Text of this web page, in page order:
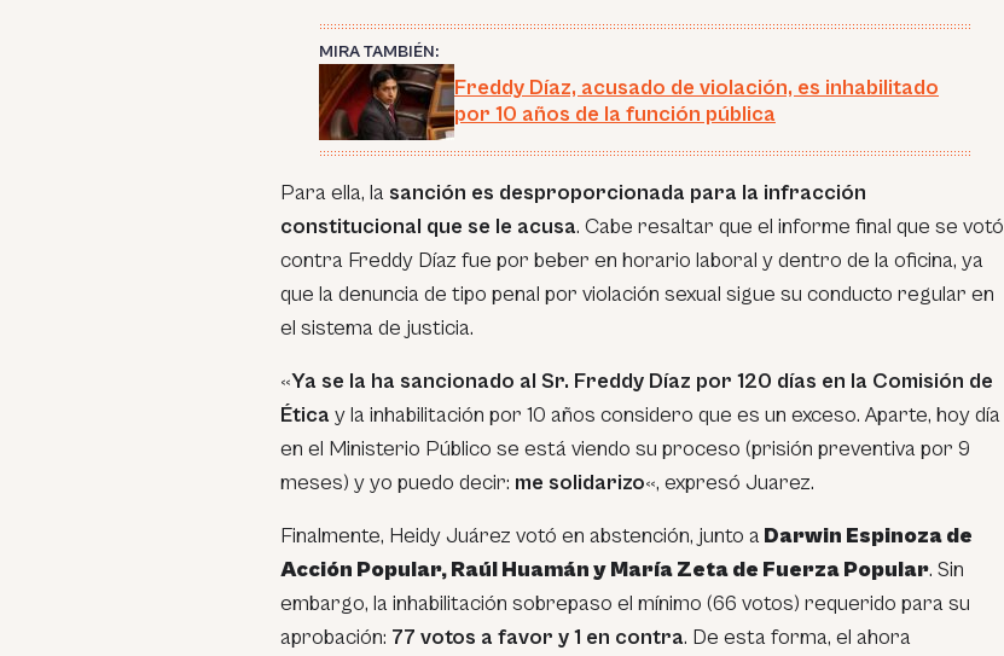
MIRA TAMBIÉN:
Freddy Díaz, acusado de violación, es inhabilitado
por 10 años de la función pública
Para ella, la sanción es desproporcionada para la infracción
constitucional que se le acusa. Cabe resaltar que el informe final que se votó
contra Freddy Díaz fue por beber en horario laboral y dentro de la oficina, ya
que la denuncia de tipo penal por violación sexual sigue su conducto regular en
el sistema de justicia.
«Ya se la ha sancionado al Sr. Freddy Díaz por 120 días en la Comisión de
Ética y la inhabilitación por 10 años considero que es un exceso. Aparte, hoy día
en el Ministerio Público se está viendo su proceso (prisión preventiva por 9
meses) y yo puedo decir: me solidarizo«, expresó Juarez.
Finalmente, Heidy Juárez votó en abstención, junto a Darwin Espinoza de
Acción Popular, Raúl Huamán y María Zeta de Fuerza Popular. Sin
embargo, la inhabilitación sobrepaso el mínimo (66 votos) requerido para su
aprobación: 77 votos a favor y 1 en contra. De esta forma, el ahora